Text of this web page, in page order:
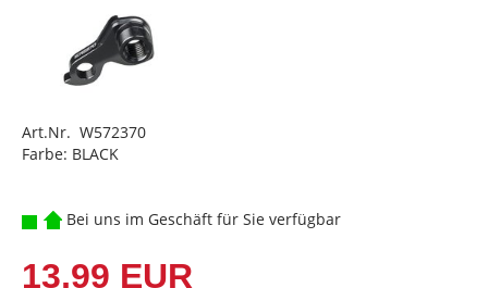
Art.Nr. W572370
Farbe: BLACK
Bei uns im Geschäft für Sie verfügbar
13,99 EUR